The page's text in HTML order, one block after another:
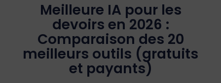
Meilleure IA pour les
devoirs en 2026 :
Comparaison des 20
meilleurs outils (gratuits
et payants)